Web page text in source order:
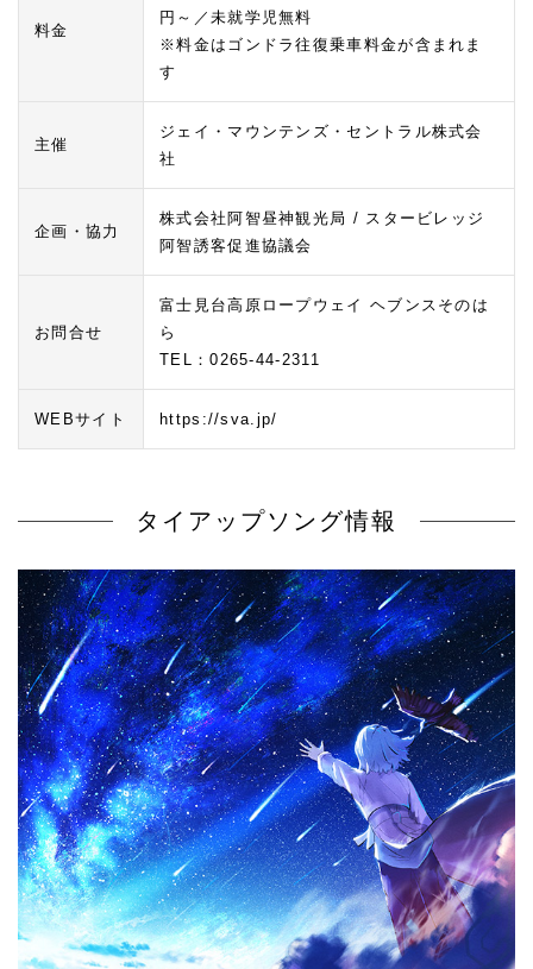
料金
円～／未就学児無料
※料金はゴンドラ往復乗車料金が含まれま
す
主催
ジェイ・マウンテンズ・セントラル株式会
社
企画・協力
株式会社阿智昼神観光局 / スタービレッジ
阿智誘客促進協議会
お問合せ
富士見台高原ロープウェイ ヘブンスそのは
ら
TEL：0265-44-2311
WEBサイト https://sva.jp/
タイアップソング情報